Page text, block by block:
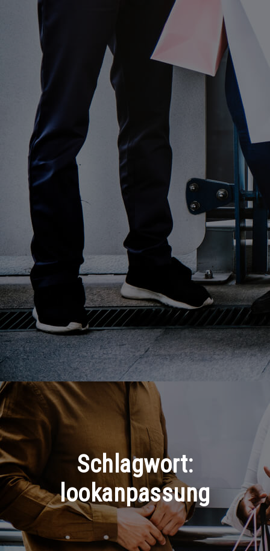
Schlagwort:
lookanpassung